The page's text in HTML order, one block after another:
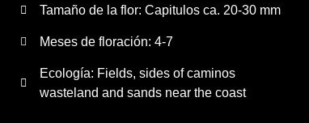
Tamaño de la flor: Capitulos ca. 20-30 mm
Meses de floración: 4-7
Ecología: Fields, sides of caminos
wasteland and sands near the coast